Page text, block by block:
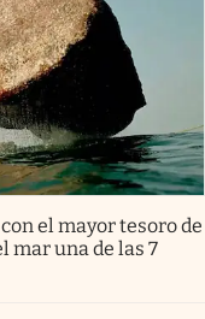
el mayor tesoro de
mar una de las 7